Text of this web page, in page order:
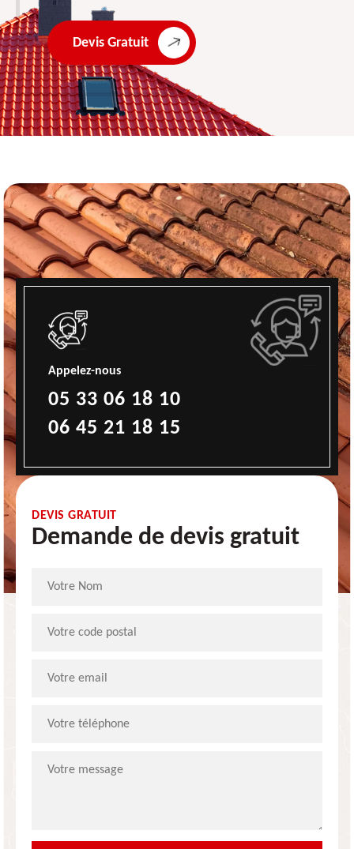
Devis Gratuit
Appelez-nous
05 33 06 18 10
06 45 21 18 15
DEVIS GRATUIT
Demande de devis gratuit